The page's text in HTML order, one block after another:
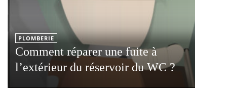
PLOMBERIE
Comment réparer une fuite à
l’extérieur du réservoir du WC ?